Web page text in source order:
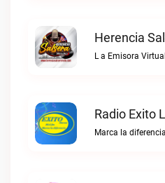
Herencia
Radio Exito
Marca la